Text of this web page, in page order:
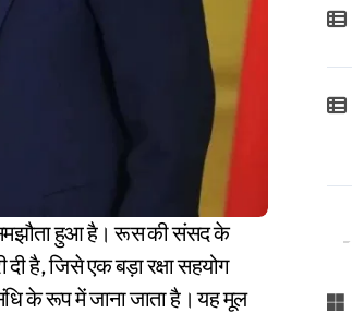
है, जिसे एक बड़ा रक्षा सहयोग
के रूप में जाना जाता है। यह मूल